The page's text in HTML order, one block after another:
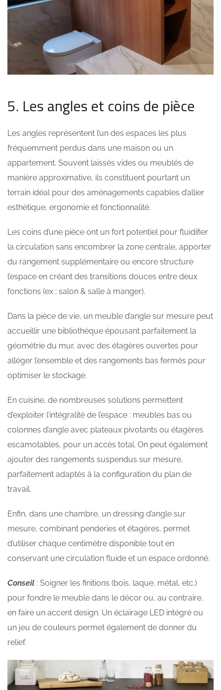
5. Les angles et coins de pièce
Les angles représentent l’un des espaces les plus
fréquemment perdus dans une maison ou un
appartement. Souvent laissés vides ou meublés de
manière approximative, ils constituent pourtant un
terrain idéal pour des aménagements capables d’allier
esthétique, ergonomie et fonctionnalité.
Les coins d’une pièce ont un fort potentiel pour fluidifier
la circulation sans encombrer la zone centrale, apporter
du rangement supplémentaire ou encore structure
l’espace en créant des transitions douces entre deux
fonctions (ex : salon & salle à manger).
Dans la pièce de vie, un meuble d’angle sur mesure peut
accueillir une bibliothèque épousant parfaitement la
géométrie du mur, avec des étagères ouvertes pour
alléger l’ensemble et des rangements bas fermés pour
optimiser le stockage.
En cuisine, de nombreuses solutions permettent
d’exploiter l’intégralité de l’espace : meubles bas ou
colonnes d’angle avec plateaux pivotants ou étagères
escamotables, pour un accès total. On peut également
ajouter des rangements suspendus sur mesure,
parfaitement adaptés à la configuration du plan de
travail.
Enfin, dans une chambre, un dressing d’angle sur
mesure, combinant penderies et étagères, permet
d’utiliser chaque centimètre disponible tout en
conservant une circulation fluide et un espace ordonné.
Conseil : Soigner les finitions (bois, laque, métal, etc.)
pour fondre le meuble dans le décor ou, au contraire,
en faire un accent design. Un éclairage LED intégré ou
un jeu de couleurs permet également de donner du
relief.